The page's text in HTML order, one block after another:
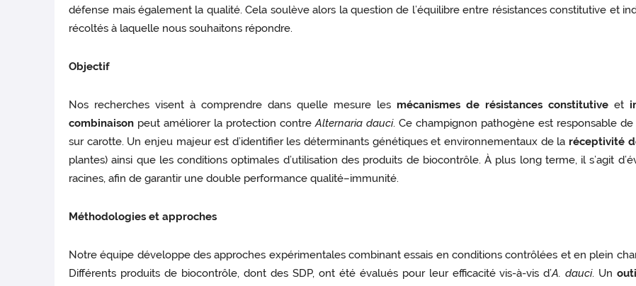
défense mais également la qualité. Cela soulève alors la question de l’équilibre entre résistances constitutive et
récoltés à laquelle nous souhaitons répondre.
Objectif
Nos recherches visent à comprendre dans quelle mesure les mécanismes de résistances constitutive et
combinaison peut améliorer la protection contreAlternaria dauci. Ce champignon pathogène est responsable
sur carotte. Un enjeu majeur est d’identifier les déterminants génétiques et environnementaux de la réceptivité
plantes) ainsi que les conditions optimales d’utilisation des produits de biocontrôle. À plus long terme, il s’agit
racines, afin de garantir une double performance qualité–immunité.
Méthodologies et approches
Notre équipe développe des approches expérimentales combinant essais en conditions contrôlées et en plein
Différents produits de biocontrôle, dont des SDP, ont été évalués pour leur efficacité vis-à-vis d’A. dauci. Un